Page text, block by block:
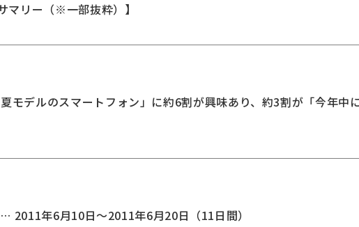
マリー（※一部抜粋）】
モデルのスマートフォン」に約6割が興味あり、約3割が「今年中
2011年6月10日～2011年6月20日（11日間）